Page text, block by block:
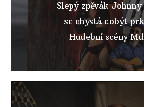
Slepý zpěvák Johnny
se chystá dobýt
Hudební scény